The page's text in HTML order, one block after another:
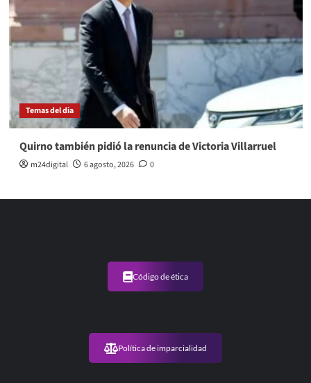
Temas del dia
Quirno también pidió la renuncia de Victoria Villarruel
m24digital 6 agosto, 2026 0
Código de ética
Política de imparcialidad